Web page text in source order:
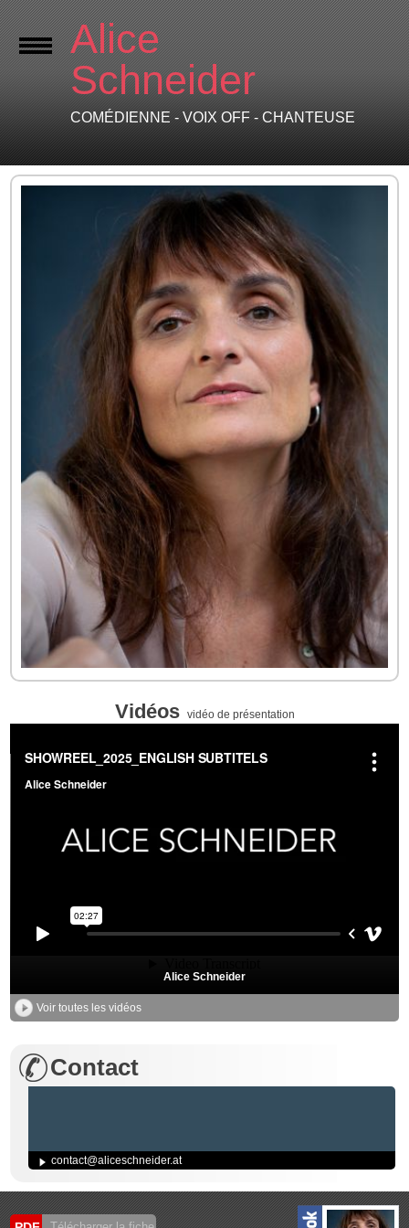
Alice
Schneider
COMÉDIENNE - VOIX OFF - CHANTEUSE
Vidéos vidéo de présentation
Alice Schneider
Voir toutes les vidéos
Contact
contact@aliceschneider.at